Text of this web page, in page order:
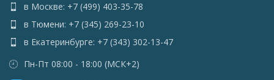
в Москве: +7 (499) 403-35-78
в Тюмени: +7 (345) 269-23-10
в Екатеринбурге: +7 (343) 302-13-47
Пн-Пт 08:00 - 18:00 (МСК+2)